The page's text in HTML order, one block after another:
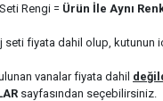
Rengi = Ürün İle Aynı
seti fiyata dahil olup, kutunun
vanalar fiyata dahil
sayfasından seçebilirsiniz.